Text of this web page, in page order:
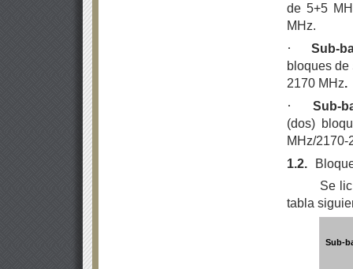
de 5+5
MHz.
·
Sub-
bloques de
2170 MHz.
·
Sub-
(dos)
MHz/2170-
1.2.
Se
tabla
Sub-